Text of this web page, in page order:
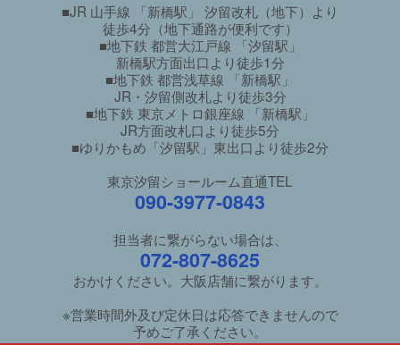
■JR 山手線 「新橋駅」 汐留改札（地下）より
徒歩4分（地下通路が便利です）
■地下鉄 都営大江戸線 「汐留駅」
新橋駅方面出口より徒歩1分
■地下鉄 都営浅草線 「新橋駅」
JR・汐留側改札より徒歩3分
■地下鉄 東京メトロ銀座線 「新橋駅」
JR方面改札口より徒歩5分
■ゆりかもめ「汐留駅」東出口より徒歩2分
東京汐留ショールーム直通TEL
090-3977-0843
担当者に繋がらない場合は、
072-807-8625
おかけください。大阪店舗に繋がります。
※営業時間外及び定休日は応答できませんので
予めご了承ください。